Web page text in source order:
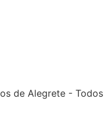
de Alegrete - Todos